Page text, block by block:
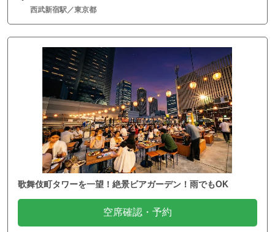
西武新宿駅／東京都
歌舞伎町タワーを一望！絶景ビアガーデン！雨でもOK
空席確認・予約